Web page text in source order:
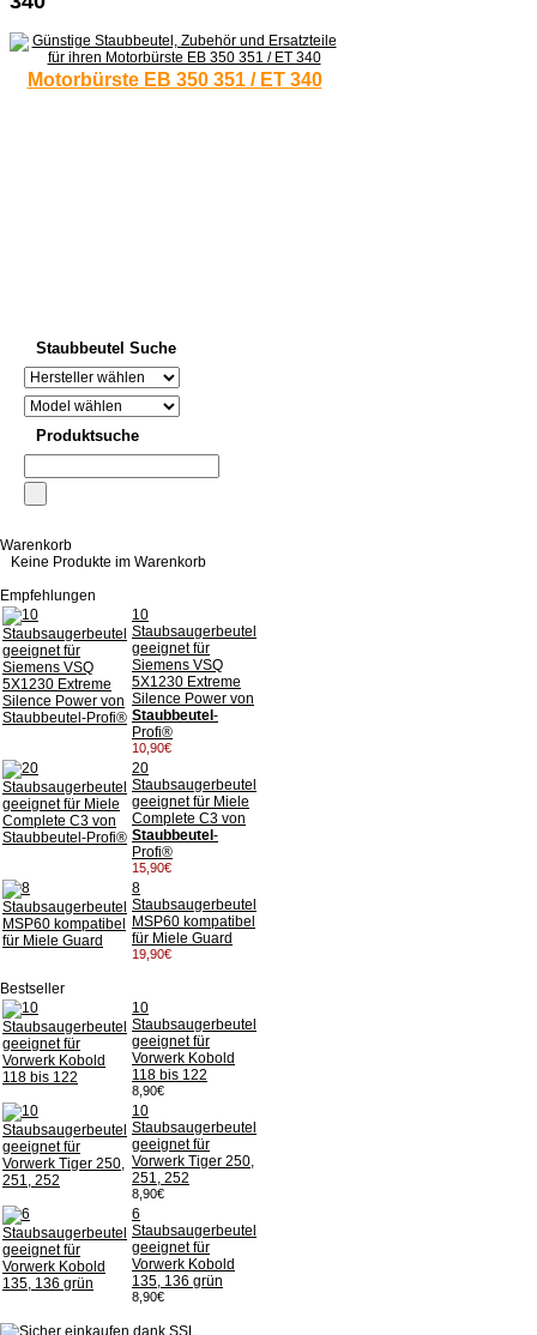
Motorbürste EB 350 351 / ET 340
Staubbeutel Suche
Produktsuche
Warenkorb
Keine Produkte im Warenkorb
Empfehlungen
10
Staubsaugerbeutel
geeignet für
Siemens VSQ
5X1230 Extreme
Silence Power von
Staubbeutel -
Profi®
10,90€
20
Staubsaugerbeutel
geeignet für Miele
Complete C3 von
Staubbeutel -
Profi®
15,90€
8
Staubsaugerbeutel
MSP60 kompatibel
für Miele Guard
19,90€
Bestseller
10
Staubsaugerbeutel
geeignet für
Vorwerk Kobold
118 bis 122
8,90€
10
Staubsaugerbeutel
geeignet für
Vorwerk Tiger 250,
251, 252
8,90€
6
Staubsaugerbeutel
geeignet für
Vorwerk Kobold
135, 136 grün
8,90€